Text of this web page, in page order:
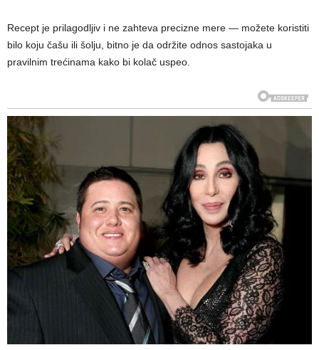
Recept je prilagodljiv i ne zahteva precizne mere — možete koristiti
bilo koju čašu ili šolju, bitno je da održite odnos sastojaka u
pravilnim trećinama kako bi kolač uspeo.